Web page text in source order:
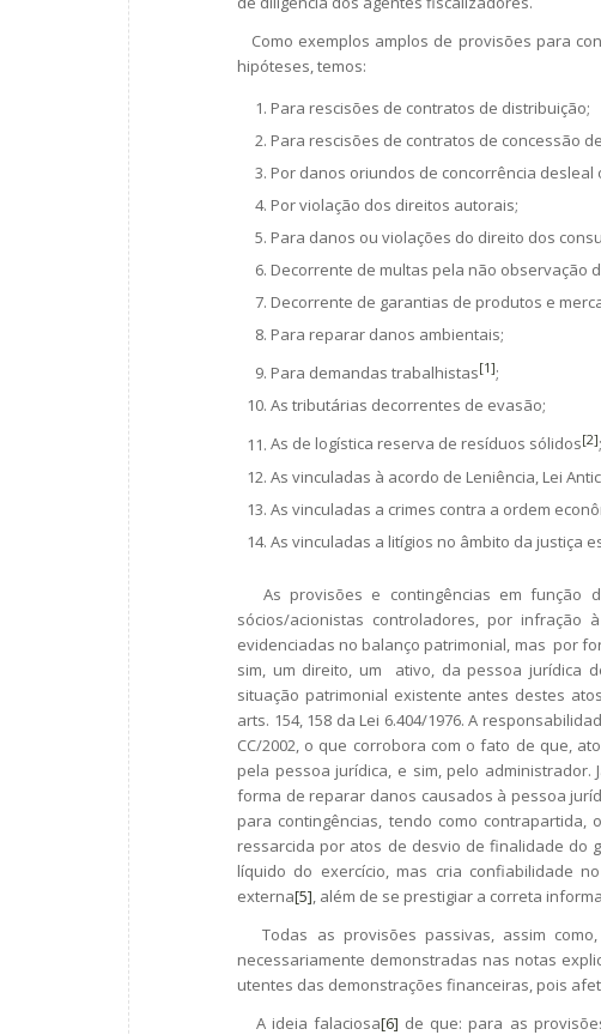
Como exemplos amplos de provisões para
hipóteses, temos:
Para rescisões de contratos de distribuição;
Para rescisões de contratos de concessão
Por danos oriundos de concorrência desleal
Por violação dos direitos autorais;
Para danos ou violações do direito dos
Decorrente de multas pela não observação
Decorrente de garantias de produtos e
Para reparar danos ambientais;
Para demandas trabalhistas[1];
As tributárias decorrentes de evasão;
As de logística reserva de resíduos sólidos[2];
As vinculadas à acordo de Leniência, Lei
As vinculadas a crimes contra a ordem
As vinculadas a litígios no âmbito da justiça
As provisões e contingências em função
sócios/acionistas controladores, por
evidenciadas no balanço patrimonial, mas por
sim, um direito, um ativo, da pessoa jurídica
situação patrimonial existente antes destes
arts. 154, 158 da Lei 6.404/1976. A
CC/2002, o que corrobora com o fato de que,
pela pessoa jurídica, e sim, pelo
forma de reparar danos causados à pessoa
para contingências, tendo como
ressarcida por atos de desvio de finalidade do
líquido do exercício, mas cria confiabilidade
externa[5] , além de se prestigiar a correta
Todas as provisões passivas, assim
necessariamente demonstradas nas notas
utentes das demonstrações financeiras, pois
A ideia falaciosa[6] de que: para as